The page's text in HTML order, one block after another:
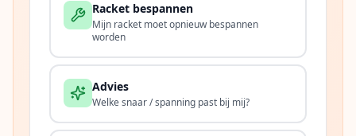
Racket bespannen
Mijn racket moet opnieuw bespannen
worden
Advies
Welke snaar / spanning past bij mij?